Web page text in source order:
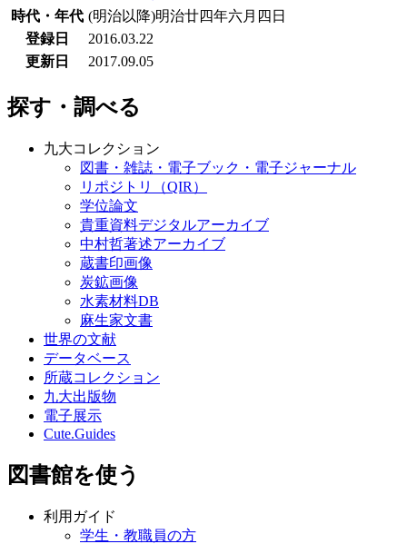
時代・年代 (明治以降)明治廿四年六月四日
登録日
2016.03.22
更新日
2017.09.05
探す・調べる
九大コレクション
図書・雑誌・電子ブック・電子ジャーナル
リポジトリ（QIR）
学位論文
貴重資料デジタルアーカイブ
中村哲著述アーカイブ
蔵書印画像
炭鉱画像
水素材料DB
麻生家文書
世界の文献
データベース
所蔵コレクション
九大出版物
電子展示
Cute.Guides
図書館を使う
利用ガイド
学生・教職員の方